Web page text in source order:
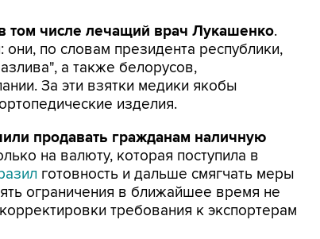
том числе лечащий врач Лукашенко.
они, по словам президента республики,
а также белорусов,
За эти взятки медики якобы
изделия.
продавать гражданам наличную
на валюту, которая поступила в
готовность и дальше смягчать меры
ограничения в ближайшее время не
корректировки требования к экспортерам